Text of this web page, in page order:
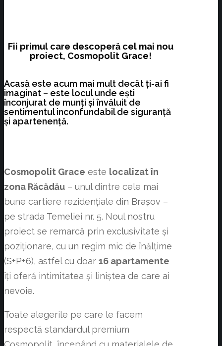
Fii primul care descoperă cel mai nou
proiect, Cosmopolit Grace!
Acasă este acum mai mult decât ți-ai fi
imaginat – este locul unde ești
înconjurat de munți și învăluit de
sentimentul inconfundabil de siguranță
și apartenență.
Cosmopolit Grace este localizat în
zona Răcădău – unul dintre cele mai
bune cartiere rezidențiale din Brașov –
pe strada Temeliei nr. 5. Noul nostru
proiect se remarcă prin exclusivitate și
poziționare, cu un regim mic de înălțime
(S+P+6), astfel cu doar 16 apartamente
îți oferă intimitatea și liniștea de care ai
nevoie.
Toate alegerile pe care le facem
respectă standardul premium